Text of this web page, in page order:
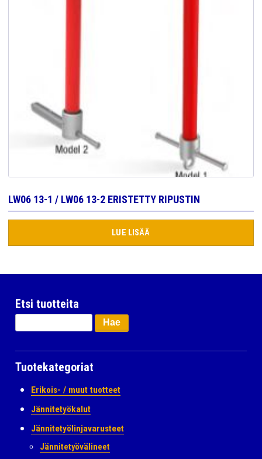
LW06 13-1 / LW06 13-2 ERISTETTY RIPUSTIN
LUE LISÄÄ
Etsi tuotteita
Haku:
Tuotekategoriat
Erikois- / muut tuotteet
Jännitetyökalut
Jännitetyölinjavarusteet
Jännitetyövälineet